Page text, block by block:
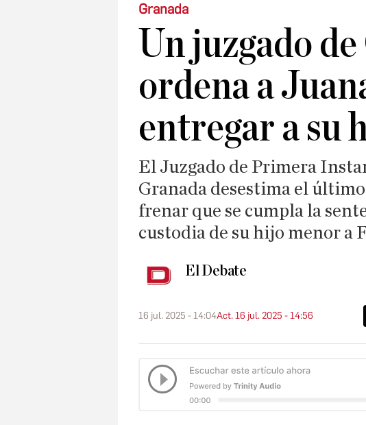
Granada
Un juzgado
ordena a
entregar a su
El Juzgado de Primera
Granada desestima el
frenar que se cumpla la
custodia de su hijo menor a
El Debate
16 jul. 2025 - 14:04Act. 16 jul. 2025 - 14:56